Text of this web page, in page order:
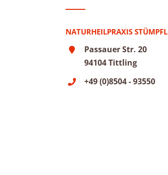
NATURHEILPRAXIS STÜMPFL
Passauer Str. 20
94104 Tittling
+49 (0)8504 - 93550